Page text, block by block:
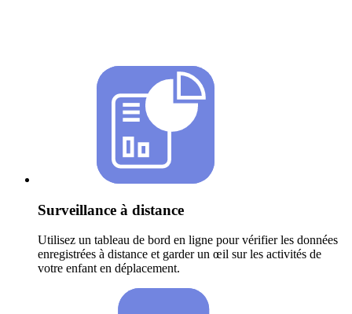
Surveillance à distance
Utilisez un tableau de bord en ligne pour vérifier les données
enregistrées à distance et garder un œil sur les activités de
votre enfant en déplacement.